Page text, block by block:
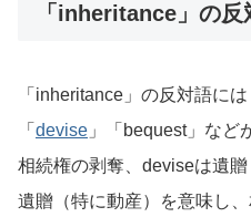
「inheritance」の
「inheritance」の反対語に
「 devise 」「bequest」など
相続権の剥奪、deviseは遺
遺贈（特に動産）を意味し